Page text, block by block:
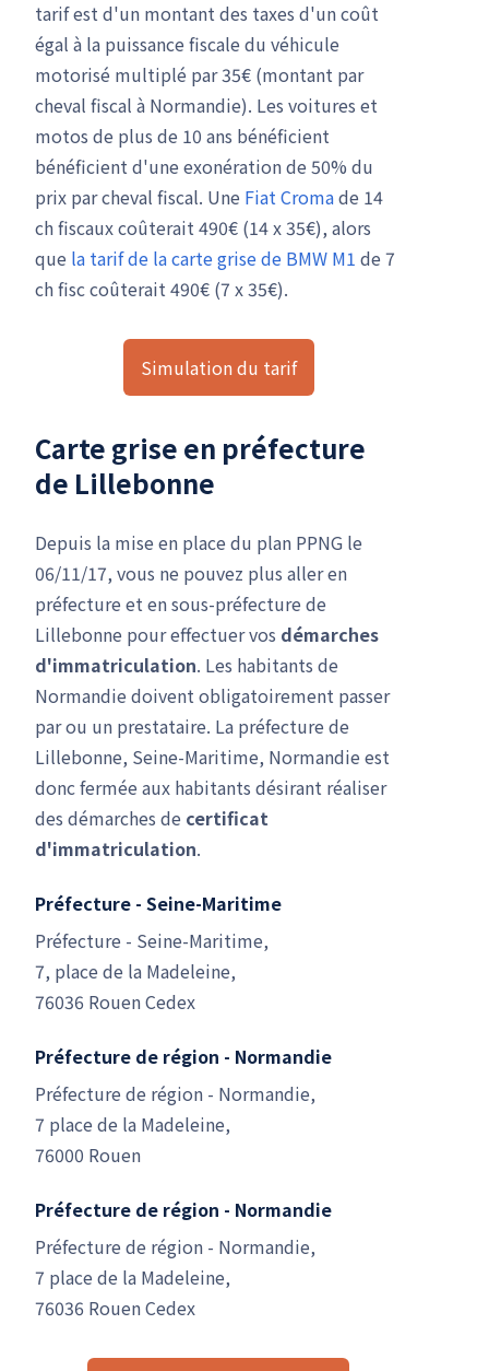
tarif est d'un montant des taxes d'un coût
égal à la puissance fiscale du véhicule
motorisé multiplé par 35€ (montant par
cheval fiscal à Normandie). Les voitures et
motos de plus de 10 ans bénéficient
bénéficient d'une exonération de 50% du
prix par cheval fiscal. Une Fiat Cromade 14
ch fiscaux coûterait 490€ (14 x 35€), alors
que la tarif de la carte grise de BMW M1 de 7
ch fisc coûterait 490€ (7 x 35€).
Simulation du tarif
Carte grise en préfecture
de Lillebonne
Depuis la mise en place du plan PPNG le
06/11/17, vous ne pouvez plus aller en
préfecture et en sous-préfecture de
Lillebonne pour effectuer vos démarches
d'immatriculation. Les habitants de
Normandie doivent obligatoirement passer
par ou un prestataire. La préfecture de
Lillebonne, Seine-Maritime, Normandie est
donc fermée aux habitants désirant réaliser
des démarches de certificat
d'immatriculation.
Préfecture - Seine-Maritime
Préfecture - Seine-Maritime,
7, place de la Madeleine,
76036 Rouen Cedex
Préfecture de région - Normandie
Préfecture de région - Normandie,
7 place de la Madeleine,
76000 Rouen
Préfecture de région - Normandie
Préfecture de région - Normandie,
7 place de la Madeleine,
76036 Rouen Cedex